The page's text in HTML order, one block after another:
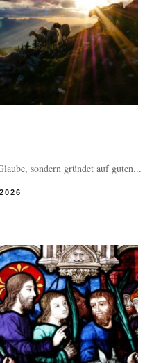
sondern gründet auf guten...